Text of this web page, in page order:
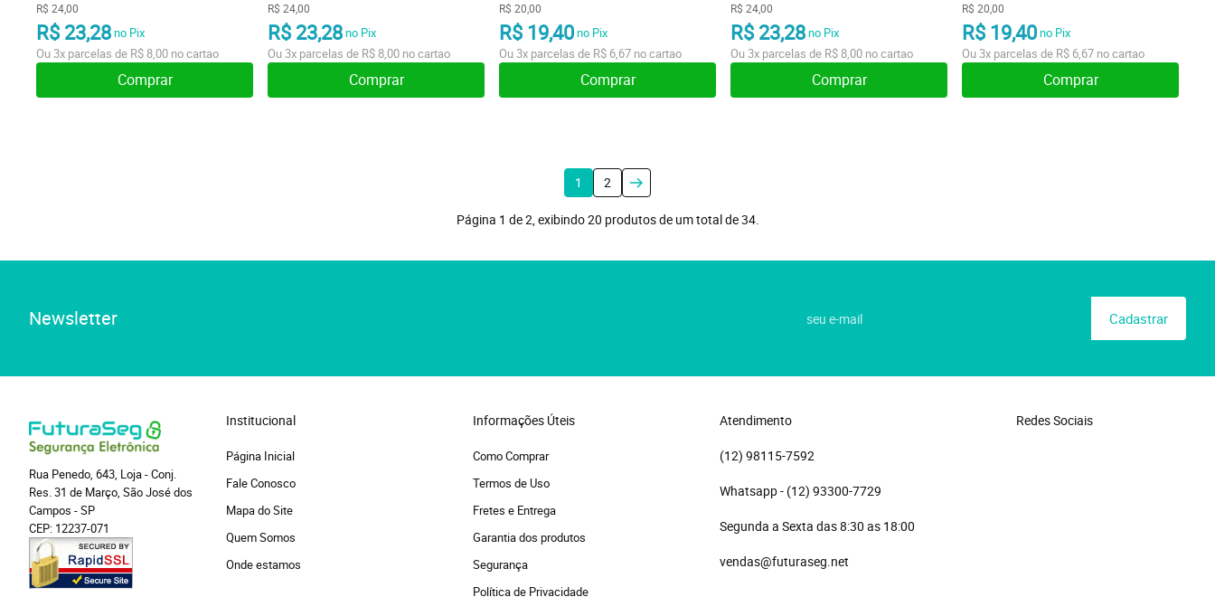
R$ 24,00
R$ 23,28no Pix
Ou3x parcelas de R$ 8,00 no cartao
Comprar
R$ 24,00
R$ 23,28no Pix
Ou3x parcelas de R$ 8,00 no cartao
Comprar
R$ 20,00
R$ 19,40no Pix
Ou3x parcelas de R$ 6,67 no cartao
Comprar
R$ 24,00
R$ 23,28no Pix
Ou3x parcelas de R$ 8,00 no cartao
Comprar
R$ 20,00
R$ 19,40no Pix
Ou3x parcelas de R$ 6,67 no cartao
Comprar
1 2
Página 1 de 2, exibindo 20 produtos de um total de 34.
Newsletter Cadastrar
Rua Penedo, 643, Loja-Conj.
Res. 31 de Março, São José dos
Campos -SP
CEP: 12237-071
Institucional
Página Inicial
Fale Conosco
Mapa do Site
Quem Somos
Onde estamos
Informações Úteis
Como Comprar
Termos de Uso
Fretes e Entrega
Garantia dos produtos
Segurança
Política de Privacidade
Atendimento
(12) 98115-7592
(12) 93300-7729
Segunda a Sexta das 8:30 as 18:00
vendas@futuraseg.net
Redes Sociais